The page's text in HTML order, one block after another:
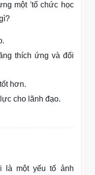
một 'tổ chức học
thích ứng và đổi
hơn.
cho lãnh đạo.
là một yếu tố ảnh